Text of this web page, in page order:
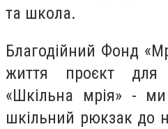
та школа.
Благодійний Фонд
життя проєкт для
«Шкільна мрія» - ми
шкільний рюкзак до